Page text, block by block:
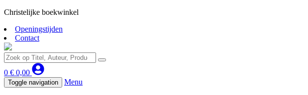
Christelijke boekwinkel
Openingstijden
Contact
0 € 0,00
Toggle navigation Menu